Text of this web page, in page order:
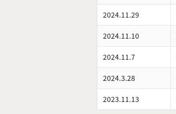
2024.11.29
2024.11.10
2024.11.7
2024.3.28
2023.11.13